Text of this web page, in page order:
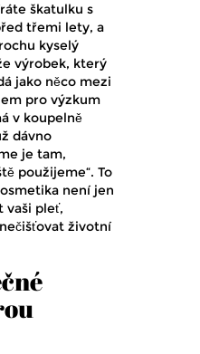
škatulku s
třemi lety, a
kyselý
výrobek, který
jako něco mezi
pro výzkum
v koupelně
dávno
je tam,
použijeme“. To
není jen
vaši pleť,
životní